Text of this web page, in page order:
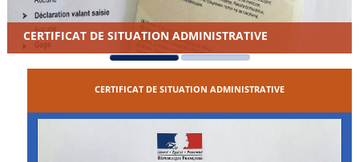
CERTIFICAT DE SITUATION ADMINISTRATIVE
CERTIFICAT DE SITUATION ADMINISTRATIVE